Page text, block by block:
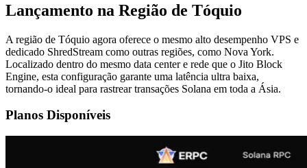
Lançamento na Região de Tóquio
A região de Tóquio agora oferece o mesmo alto desempenho VPS e
dedicado ShredStream como outras regiões, como Nova York.
Localizado dentro do mesmo data center e rede que o Jito Block
Engine, esta configuração garante uma latência ultra baixa,
tornando-o ideal para rastrear transações Solana em toda a Ásia.
Planos Disponíveis